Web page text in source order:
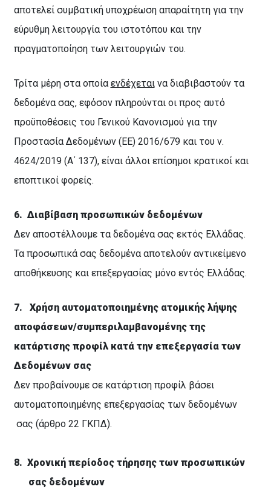
αποτελεί συμβατική υποχρέωση απαραίτητη για την
εύρυθμη λειτουργία του ιστοτόπου και την
πραγματοποίηση των λειτουργιών του.
Τρίτα μέρη στα οποία ενδέχεταινα διαβιβαστούν τα
δεδομένα σας, εφόσον πληρούνται οι προς αυτό
προϋποθέσεις του Γενικού Κανονισμού για την
Προστασία Δεδομένων (ΕΕ) 2016/679 και του ν.
4624/2019 (Α΄ 137), είναι άλλοι επίσημοι κρατικοί και
εποπτικοί φορείς.
6. Διαβίβαση προσωπικών δεδομένων
Δεν αποστέλλουμε τα δεδομένα σας εκτός Ελλάδας.
Τα προσωπικά σας δεδομένα αποτελούν αντικείμενο
αποθήκευσης και επεξεργασίας μόνο εντός Ελλάδας.
7.
Χρήση αυτοματοποιημένης ατομικής λήψης
αποφάσεων/συμπεριλαμβανομένης της
κατάρτισης προφίλ κατά την επεξεργασία των
Δεδομένων σας
Δεν προβαίνουμε σε κατάρτιση προφίλ βάσει
αυτοματοποιημένης επεξεργασίας των δεδομένων
σας (άρθρο 22 ΓΚΠΔ).
8. Χρονική περίοδος τήρησης των προσωπικών
σας δεδομένων